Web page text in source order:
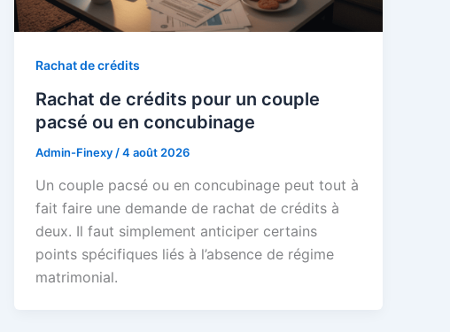
Rachat de crédits
Rachat de crédits pour un couple
pacsé ou en concubinage
Admin-Finexy /4 août 2026
Un couple pacsé ou en concubinage peut tout à
fait faire une demande de rachat de crédits à
deux. Il faut simplement anticiper certains
points spécifiques liés à l’absence de régime
matrimonial.